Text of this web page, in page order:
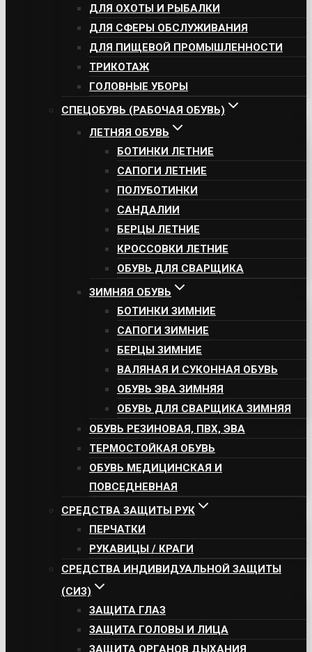
ДЛЯ ОХОТЫ И РЫБАЛКИ
ДЛЯ СФЕРЫ ОБСЛУЖИВАНИЯ
ДЛЯ ПИЩЕВОЙ ПРОМЫШЛЕННОСТИ
ТРИКОТАЖ
ГОЛОВНЫЕ УБОРЫ
СПЕЦОБУВЬ (РАБОЧАЯ ОБУВЬ)
ЛЕТНЯЯ ОБУВЬ
БОТИНКИ ЛЕТНИЕ
САПОГИ ЛЕТНИЕ
ПОЛУБОТИНКИ
САНДАЛИИ
БЕРЦЫ ЛЕТНИЕ
КРОССОВКИ ЛЕТНИЕ
ОБУВЬ ДЛЯ СВАРЩИКА
ЗИМНЯЯ ОБУВЬ
БОТИНКИ ЗИМНИЕ
САПОГИ ЗИМНИЕ
БЕРЦЫ ЗИМНИЕ
ВАЛЯНАЯ И СУКОННАЯ ОБУВЬ
ОБУВЬ ЭВА ЗИМНЯЯ
ОБУВЬ ДЛЯ СВАРЩИКА ЗИМНЯЯ
ОБУВЬ РЕЗИНОВАЯ, ПВХ, ЭВА
ТЕРМОСТОЙКАЯ ОБУВЬ
ОБУВЬ МЕДИЦИНСКАЯ И
ПОВСЕДНЕВНАЯ
СРЕДСТВА ЗАЩИТЫ РУК
ПЕРЧАТКИ
РУКАВИЦЫ / КРАГИ
СРЕДСТВА ИНДИВИДУАЛЬНОЙ ЗАЩИТЫ
(СИЗ)
ЗАЩИТА ГЛАЗ
ЗАЩИТА ГОЛОВЫ И ЛИЦА
ЗАЩИТА ОРГАНОВ ДЫХАНИЯ